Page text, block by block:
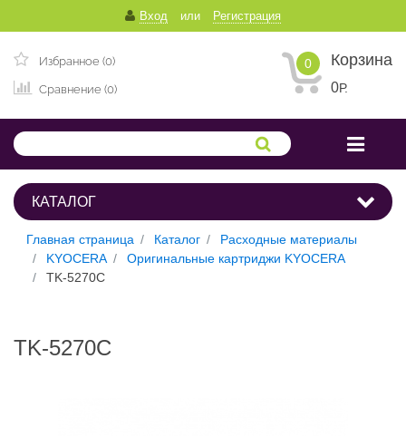
Вход или Регистрация
Избранное (0)
Сравнение (0)
0 Корзина
0Р.
КАТАЛОГ
Главная страница Каталог
Расходные материалы
KYOCERA
Оригинальные картриджи KYOCERA
TK-5270C
TK-5270C